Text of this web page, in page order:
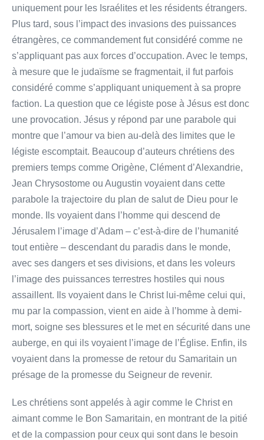
uniquement pour les Israélites et les résidents étrangers.
Plus tard, sous l’impact des invasions des puissances
étrangères, ce commandement fut considéré comme ne
s’appliquant pas aux forces d’occupation. Avec le temps,
à mesure que le judaïsme se fragmentait, il fut parfois
considéré comme s’appliquant uniquement à sa propre
faction. La question que ce légiste pose à Jésus est donc
une provocation. Jésus y répond par une parabole qui
montre que l’amour va bien au-delà des limites que le
légiste escomptait. Beaucoup d’auteurs chrétiens des
premiers temps comme Origène, Clément d’Alexandrie,
Jean Chrysostome ou Augustin voyaient dans cette
parabole la trajectoire du plan de salut de Dieu pour le
monde. Ils voyaient dans l’homme qui descend de
Jérusalem l’image d’Adam – c’est-à-dire de l’humanité
tout entière – descendant du paradis dans le monde,
avec ses dangers et ses divisions, et dans les voleurs
l’image des puissances terrestres hostiles qui nous
assaillent. Ils voyaient dans le Christ lui-même celui qui,
mu par la compassion, vient en aide à l’homme à demi-
mort, soigne ses blessures et le met en sécurité dans une
auberge, en qui ils voyaient l’image de l’Église. Enfin, ils
voyaient dans la promesse de retour du Samaritain un
présage de la promesse du Seigneur de revenir.
Les chrétiens sont appelés à agir comme le Christ en
aimant comme le Bon Samaritain, en montrant de la pitié
et de la compassion pour ceux qui sont dans le besoin